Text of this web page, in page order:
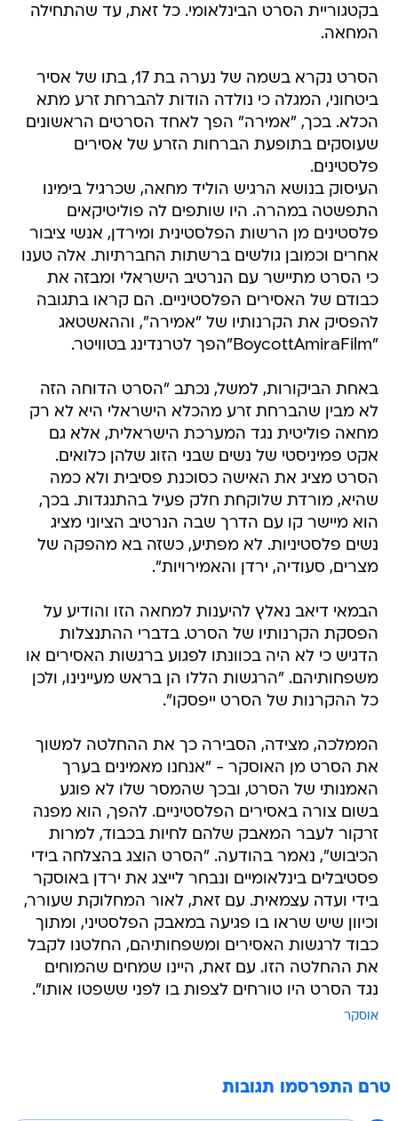
בקטגוריית הסרט הבינלאומי. כל זאת, עד שהתחילה
המחאה.
הסרט נקרא בשמה של נערה בת 17, בתו של אסיר
ביטחוני, המגלה כי נולדה הודות להברחת זרע מתא
הכלא. בכך, "אמירה" הפך לאחד הסרטים הראשונים
שעוסקים בתופעת הברחות הזרע של אסירים
פלסטינים.
העיסוק בנושא הרגיש הוליד מחאה, שכרגיל בימינו
התפשטה במהרה. היו שותפים לה פוליטיקאים
פלסטינים מן הרשות הפלסטינית ומירדן, אנשי ציבור
אחרים וכמובן גולשים ברשתות החברתיות. אלה טענו
כי הסרט מתיישר עם הנרטיב הישראלי ומבזה את
כבודם של האסירים הפלסטיניים. הם קראו בתגובה
להפסיק את הקרנותיו של "אמירה", וההאשטאג
"BoycottAmiraFilm"הפך לטרנדינג בטוויטר.
באחת הביקורות, למשל, נכתב "הסרט הדוחה הזה
לא מבין שהברחת זרע מהכלא הישראלי היא לא רק
מחאה פוליטית נגד המערכת הישראלית, אלא גם
אקט פמיניסטי של נשים שבני הזוג שלהן כלואים.
הסרט מציג את האישה כסוכנת פסיבית ולא כמה
שהיא, מורדת שלוקחת חלק פעיל בהתנגדות. בכך,
הוא מיישר קו עם הדרך שבה הנרטיב הציוני מציג
נשים פלסטיניות. לא מפתיע, כשזה בא מהפקה של
מצרים, סעודיה, ירדן והאמירויות".
הבמאי דיאב נאלץ להיענות למחאה הזו והודיע על
הפסקת הקרנותיו של הסרט. בדברי ההתנצלות
הדגיש כי לא היה בכוונתו לפגוע ברגשות האסירים או
משפחותיהם. "הרגשות הללו הן בראש מעיינינו, ולכן
כל ההקרנות של הסרט ייפסקו".
הממלכה, מצידה, הסבירה כך את ההחלטה למשוך
את הסרט מן האוסקר - "אנחנו מאמינים בערך
האמנותי של הסרט, ובכך שהמסר שלו לא פוגע
בשום צורה באסירים הפלסטיניים. להפך, הוא מפנה
זרקור לעבר המאבק שלהם לחיות בכבוד, למרות
הכיבוש", נאמר בהודעה. "הסרט הוצג בהצלחה בידי
פסטיבלים בינלאומיים ונבחר לייצג את ירדן באוסקר
בידי ועדה עצמאית. עם זאת, לאור המחלוקת שעורר,
וכיוון שיש שראו בו פגיעה במאבק הפלסטיני, ומתוך
כבוד לרגשות האסירים ומשפחותיהם, החלטנו לקבל
את ההחלטה הזו. עם זאת, היינו שמחים שהמוחים
נגד הסרט היו טורחים לצפות בו לפני ששפטו אותו".
אוסקר
טרם התפרסמו תגובות